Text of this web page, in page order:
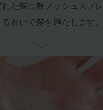
た髪に数プッシュスプ
おいで髪を満たします。